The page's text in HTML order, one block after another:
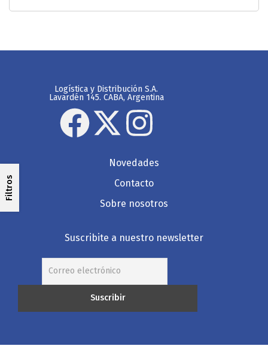
Filtros
Logística y Distribución S.A.
Lavardén 145. CABA, Argentina
Novedades
Contacto
Sobre nosotros
Suscribite a nuestro newsletter